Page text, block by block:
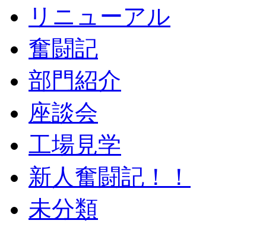
リニューアル
奮闘記
部門紹介
座談会
工場見学
新人奮闘記！！
未分類